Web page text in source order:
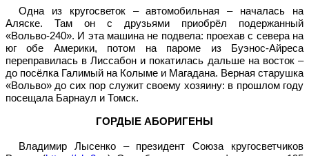
Одна из кругосветок – автомобильная – началась на
Аляске. Там он с друзьями приобрёл подержанный
«Вольво-240». И эта машина не подвела: проехав с севера на
юг обе Америки, потом на пароме из Буэнос-Айреса
переправилась в Лиссабон и покатилась дальше на восток –
до посёлка Галимый на Колыме и Магадана. Верная старушка
«Вольво» до сих пор служит своему хозяину: в прошлом году
посещала Барнаул и Томск.
ГОРДЫЕ АБОРИГЕНЫ
Владимир Лысенко – президент Союза кругосветчиков